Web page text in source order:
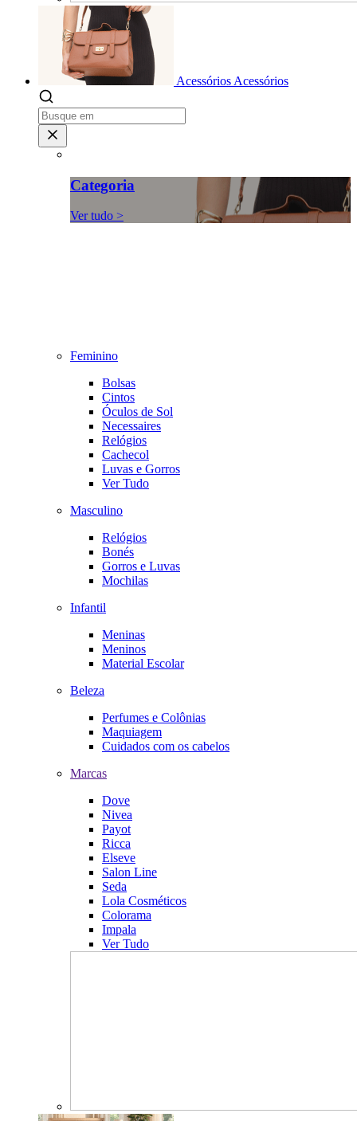
Acessórios Acessórios
Categoria
Ver tudo >
Feminino
Bolsas
Cintos
Óculos de Sol
Necessaires
Relógios
Cachecol
Luvas e Gorros
Ver Tudo
Masculino
Relógios
Bonés
Gorros e Luvas
Mochilas
Infantil
Meninas
Meninos
Material Escolar
Beleza
Perfumes e Colônias
Maquiagem
Cuidados com os cabelos
Marcas
Dove
Nivea
Payot
Ricca
Elseve
Salon Line
Seda
Lola Cosméticos
Colorama
Impala
Ver Tudo